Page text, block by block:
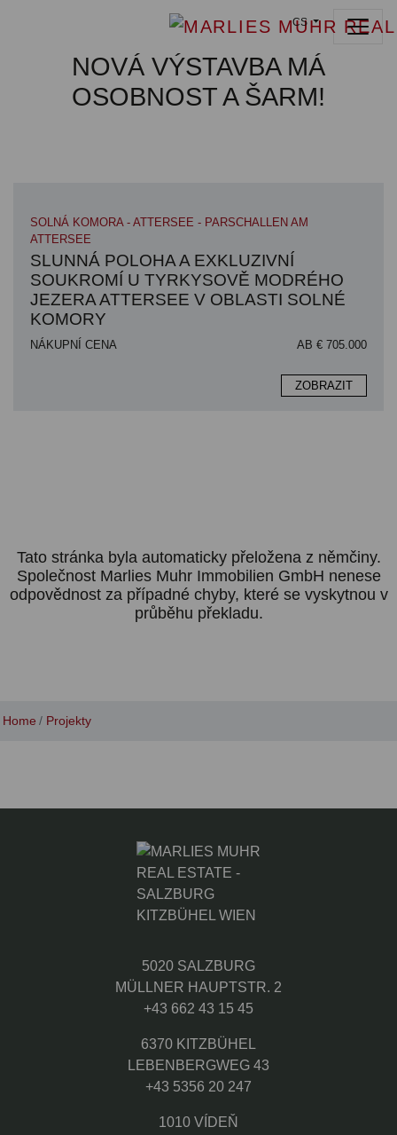
CS
NOVÁ VÝSTAVBA MÁ
OSOBNOST A ŠARM!
SOLNÁ KOMORA - ATTERSEE - PARSCHALLEN AM
ATTERSEE
SLUNNÁ POLOHA A EXKLUZIVNÍ
SOUKROMÍ U TYRKYSOVĚ MODRÉHO
JEZERA ATTERSEE V OBLASTI SOLNÉ
KOMORY
NÁKUPNÍ CENA AB € 705.000
ZOBRAZIT
Tato stránka byla automaticky přeložena z němčiny.
Společnost Marlies Muhr Immobilien GmbH nenese
odpovědnost za případné chyby, které se vyskytnou v
průběhu překladu.
Home Projekty
5020 SALZBURG
MÜLLNER HAUPTSTR. 2
+43 662 43 15 45
6370 KITZBÜHEL
LEBENBERGWEG 43
+43 5356 20 247
1010 VÍDEŇ